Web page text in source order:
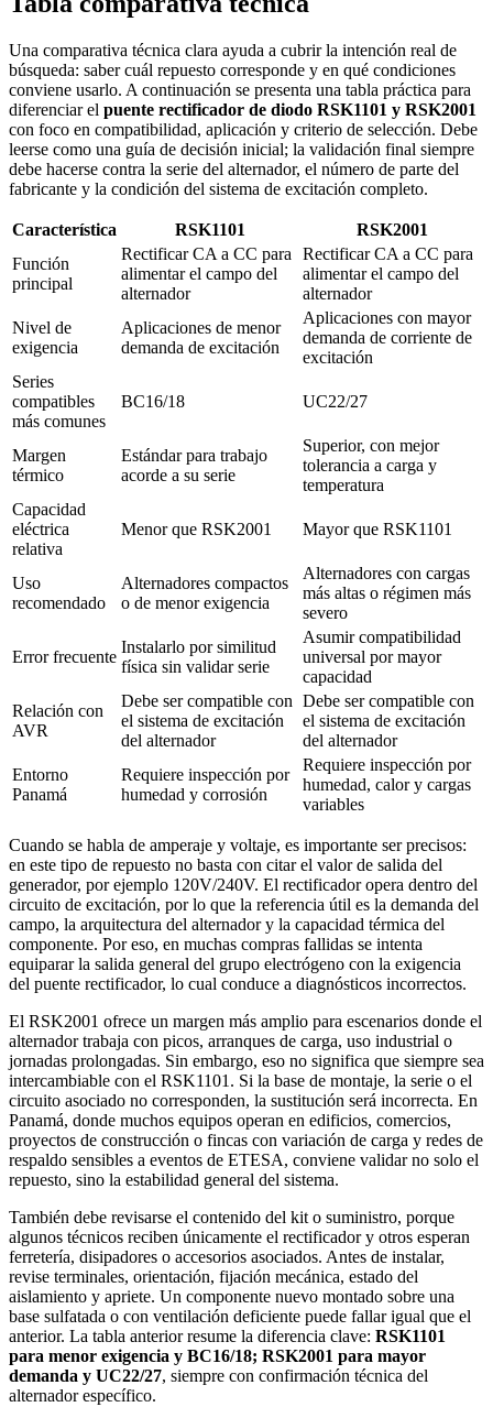
Una comparativa técnica clara ayuda a cubrir la intención real de
búsqueda: saber cuál repuesto corresponde y en qué condiciones
conviene usarlo. A continuación se presenta una tabla práctica para
diferenciar el puente rectificador de diodo RSK1101 y RSK2001
con foco en compatibilidad, aplicación y criterio de selección. Debe
leerse como una guía de decisión inicial; la validación final siempre
debe hacerse contra la serie del alternador, el número de parte del
fabricante y la condición del sistema de excitación completo.
Característica RSK1101
RSK2001
Función
principal
Rectificar CA a CC para
alimentar el campo del
alternador
Rectificar CA a CC para
alimentar el campo del
alternador
Nivel de
exigencia
Aplicaciones de menor
demanda de excitación
Aplicaciones con mayor
demanda de corriente de
excitación
Series
compatibles
más comunes
BC16/18 UC22/27
Margen
térmico
Estándar para trabajo
acorde a su serie
Superior, con mejor
tolerancia a carga y
temperatura
Capacidad
eléctrica
relativa
Menor que RSK2001 Mayor que RSK1101
Uso
recomendado
Alternadores compactos
o de menor exigencia
Alternadores con cargas
más altas o régimen más
severo
Error frecuente
Instalarlo por similitud
física sin validar serie
Asumir compatibilidad
universal por mayor
capacidad
Relación con
AVR
Debe ser compatible con
el sistema de excitación
del alternador
Debe ser compatible con
el sistema de excitación
del alternador
Entorno
Panamá
Requiere inspección por
humedad y corrosión
Requiere inspección por
humedad, calor y cargas
variables
Cuando se habla de amperaje y voltaje, es importante ser precisos:
en este tipo de repuesto no basta con citar el valor de salida del
generador, por ejemplo 120V/240V. El rectificador opera dentro del
circuito de excitación, por lo que la referencia útil es la demanda del
campo, la arquitectura del alternador y la capacidad térmica del
componente. Por eso, en muchas compras fallidas se intenta
equiparar la salida general del grupo electrógeno con la exigencia
del puente rectificador, lo cual conduce a diagnósticos incorrectos.
El RSK2001 ofrece un margen más amplio para escenarios donde el
alternador trabaja con picos, arranques de carga, uso industrial o
jornadas prolongadas. Sin embargo, eso no significa que siempre sea
intercambiable con el RSK1101. Si la base de montaje, la serie o el
circuito asociado no corresponden, la sustitución será incorrecta. En
Panamá, donde muchos equipos operan en edificios, comercios,
proyectos de construcción o fincas con variación de carga y redes de
respaldo sensibles a eventos de ETESA, conviene validar no solo el
repuesto, sino la estabilidad general del sistema.
También debe revisarse el contenido del kit o suministro, porque
algunos técnicos reciben únicamente el rectificador y otros esperan
ferretería, disipadores o accesorios asociados. Antes de instalar,
revise terminales, orientación, fijación mecánica, estado del
aislamiento y apriete. Un componente nuevo montado sobre una
base sulfatada o con ventilación deficiente puede fallar igual que el
anterior. La tabla anterior resume la diferencia clave: RSK1101
para menor exigencia y BC16/18; RSK2001 para mayor
demanda y UC22/27, siempre con confirmación técnica del
alternador específico.